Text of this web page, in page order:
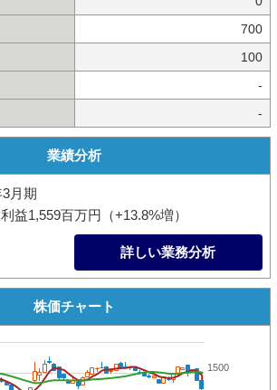
700
100
-
-
業績分析
月期
益1,559百万円（+13.8%増）
詳しい業務分析
株価チャート
1500